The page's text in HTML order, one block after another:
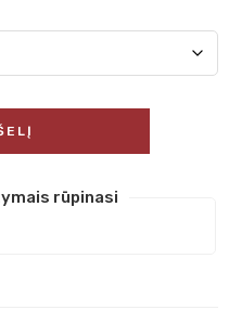
rūpinasi